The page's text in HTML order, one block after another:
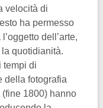
velocità di
ha permesso
dell’arte,
la quotidianità.
tempi di
della fotografia
1800) hanno